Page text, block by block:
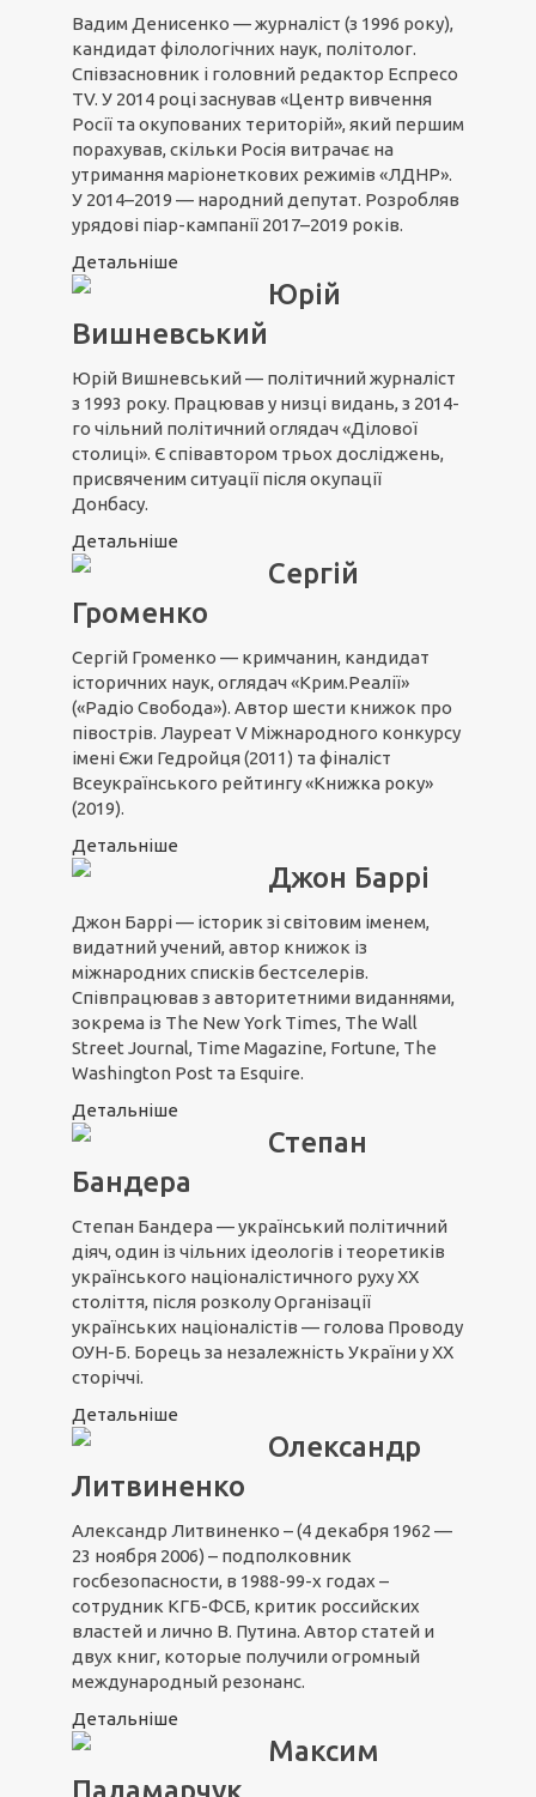
Вадим Денисенко — журналіст (з 1996 року),
кандидат філологічних наук, політолог.
Співзасновник і головний редактор Еспресо
TV. У 2014 році заснував «Центр вивчення
Росії та окупованих територій», який першим
порахував, скільки Росія витрачає на
утримання маріонеткових режимів «ЛДНР».
У 2014–2019 — народний депутат. Розробляв
урядові піар-кампанії 2017–2019 років.
Детальніше
Юрій
Вишневський
Юрій Вишневський — політичний журналіст
з 1993 року. Працював у низці видань, з 2014-
го чільний політичний оглядач «Ділової
столиці». Є співавтором трьох досліджень,
присвяченим ситуації після окупації
Донбасу.
Детальніше
Сергій
Громенко
Сергій Громенко — кримчанин, кандидат
історичних наук, оглядач «Крим.Реалії»
(«Радіо Свобода»). Автор шести книжок про
півострів. Лауреат V Міжнародного конкурсу
імені Єжи Гедройця (2011) та фіналіст
Всеукраїнського рейтингу «Книжка року»
(2019).
Детальніше
Джон Баррі
Джон Баррі — історик зі світовим іменем,
видатний учений, автор книжок із
міжнародних списків бестселерів.
Співпрацював з авторитетними виданнями,
зокрема із The New York Times, The Wall
Street Journal, Time Magazine, Fortune, The
Washington Post та Esquire.
Детальніше
Степан
Бандера
Степан Бандера — український політичний
діяч, один із чільних ідеологів і теоретиків
українського націоналістичного руху XX
століття, після розколу Організації
українських націоналістів — голова Проводу
ОУН-Б. Борець за незалежність України у ХХ
сторіччі.
Детальніше
Олександр
Литвиненко
Александр Литвиненко – (4 декабря 1962 —
23 ноября 2006) – подполковник
госбезопасности, в 1988-99-х годах –
сотрудник КГБ-ФСБ, критик российских
властей и лично В. Путина. Автор статей и
двух книг, которые получили огромный
международный резонанс.
Детальніше
Максим
Паламарчук